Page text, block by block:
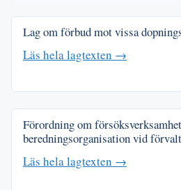
Lag om förbud mot vissa
Läs hela lagtexten →
Förordning om
beredningsorganisation vid
Läs hela lagtexten →